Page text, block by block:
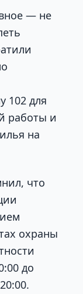
— не
102 для
работы и
на
что
охраны
до